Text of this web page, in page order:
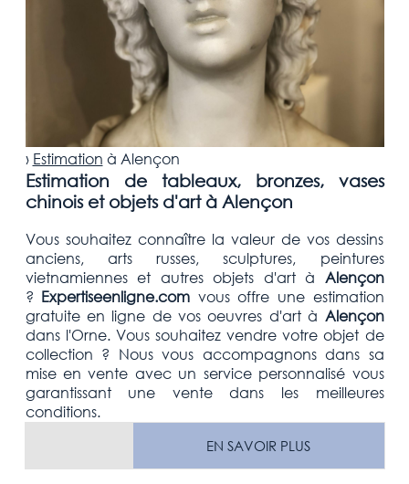
› Estimation à Alençon
Estimation de tableaux, bronzes, vases
chinois et objets d'art à Alençon
Vous souhaitez connaître la valeur de vos dessins
anciens, arts russes, sculptures, peintures
vietnamiennes et autres objets d'art à Alençon
? Expertiseenligne.com vous offre une estimation
gratuiteen ligne de vos oeuvres d'art à Alençon
dans l'Orne. Vous souhaitez vendre votre objet de
collection ? Nous vous accompagnons dans sa
mise en vente avec un service personnalisé vous
garantissant une vente dans les meilleures
conditions.
EN SAVOIR PLUS